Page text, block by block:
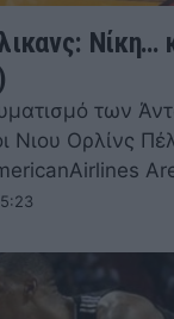
Νίκη…
των
Νιου Ορλίνς